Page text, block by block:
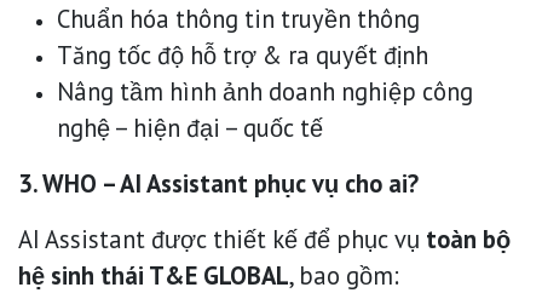
Chuẩn hóa thông tin truyền thông
Tăng tốc độ hỗ trợ & ra quyết định
Nâng tầm hình ảnh doanh nghiệp công
nghệ – hiện đại – quốc tế
3. WHO – AI Assistant phục vụ cho ai?
AI Assistant được thiết kế để phục vụ toàn bộ
hệ sinh thái T&E GLOBAL, bao gồm: